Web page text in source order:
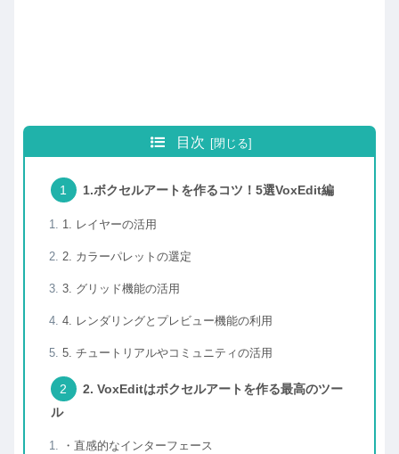
目次
1.ボクセルアートを作るコツ！5選VoxEdit編
1. レイヤーの活用
2. カラーパレットの選定
3. グリッド機能の活用
4. レンダリングとプレビュー機能の利用
5. チュートリアルやコミュニティの活用
2. VoxEditはボクセルアートを作る最高のツー
ル
・直感的なインターフェース